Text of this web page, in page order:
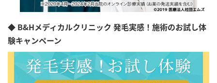
◆ B&Hメディカルクリニック 発毛実感！施術のお試し体
験キャンペーン